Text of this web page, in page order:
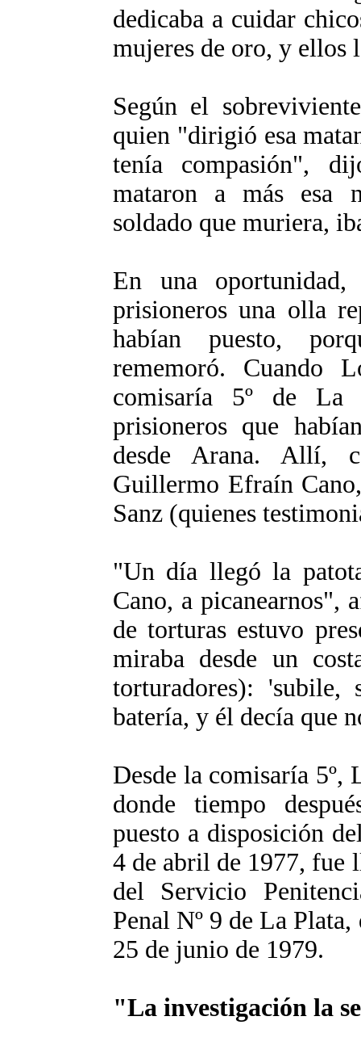
dedicaba a cuidar
mujeres de oro, y ellos
Según el
quien "dirigió esa
tenía compasión",
mataron a más esa
soldado que muriera,
En una
prisioneros una olla
habían puesto,
rememoró. Cuando
comisaría 5º de
prisioneros que
desde Arana. Allí,
Guillermo Efraín
Sanz (quienes
"Un día llegó la
Cano, a picanearnos",
de torturas estuvo
miraba desde un
torturadores):
batería, y él decía que
Desde la comisaría 5º,
donde tiempo
puesto a disposición
4 de abril de 1977, fue
del Servicio
Penal Nº 9 de La
25 de junio de 1979.
"La investigación la